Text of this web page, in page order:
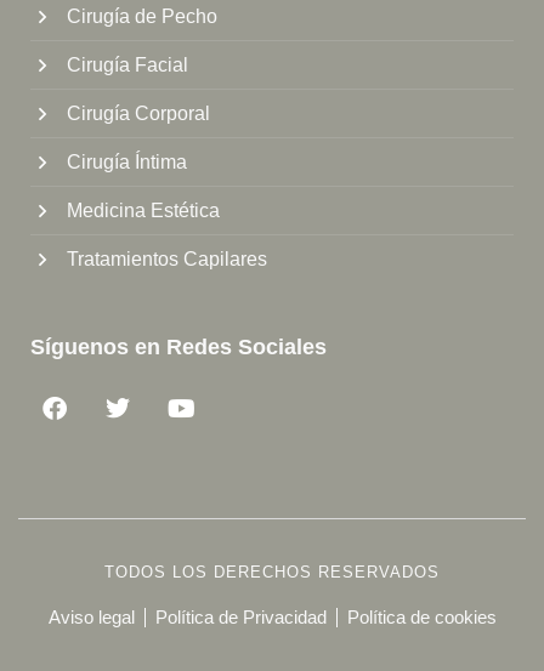
Cirugía de Pecho
Cirugía Facial
Cirugía Corporal
Cirugía Íntima
Medicina Estética
Tratamientos Capilares
Síguenos en Redes Sociales
TODOS LOS DERECHOS RESERVADOS
Aviso legal Política de Privacidad Política de cookies